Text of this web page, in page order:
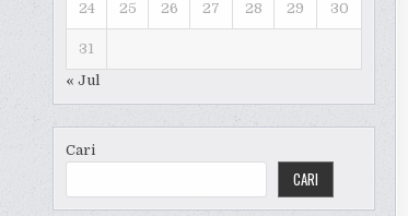
24 25 26 27 28 29 30
31
« Jul
Cari
CARI